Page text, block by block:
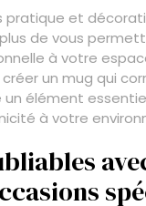
pratique et
de vous
à votre
un mug qui
élément
à votre